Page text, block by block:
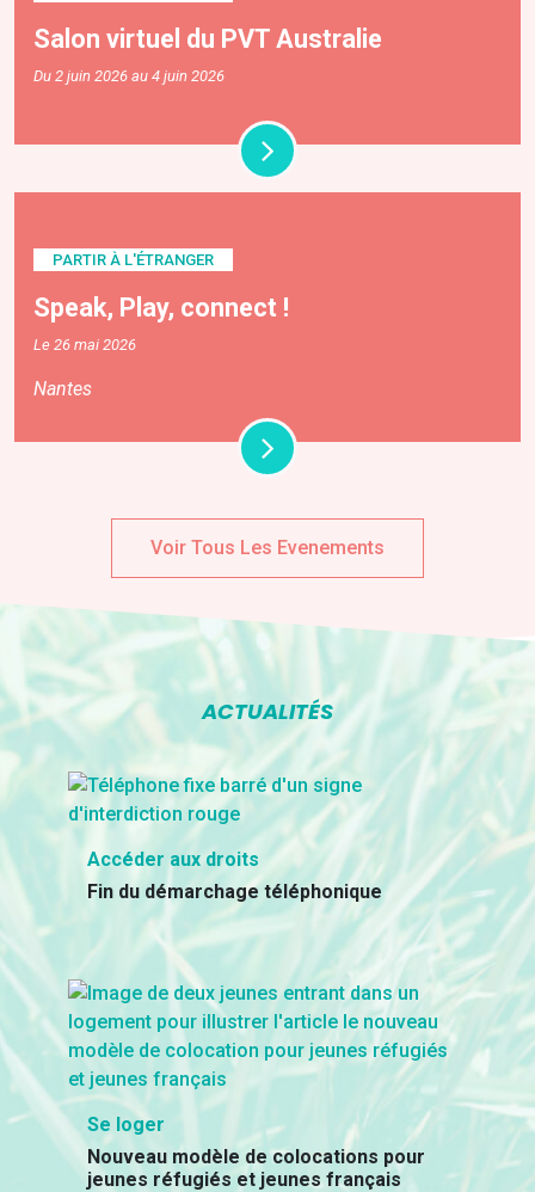
Salon virtuel du PVT Australie
Du 2 juin 2026 au 4 juin 2026
PARTIR À L'ÉTRANGER
Speak, Play, connect !
Le 26 mai 2026
Nantes
Voir Tous Les Evenements
ACTUALITÉS
Accéder aux droits
Fin du démarchage téléphonique
Se loger
Nouveau modèle de colocations pour
jeunes réfugiés et jeunes français